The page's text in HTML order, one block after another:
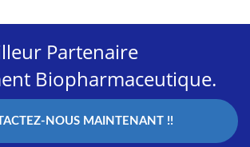
Partenaire
Biopharmaceutique.
NOUS MAINTENANT !!